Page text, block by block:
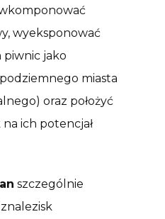
wyeksponować
jako
miasta
oraz położyć
ich potencjał
szczególnie